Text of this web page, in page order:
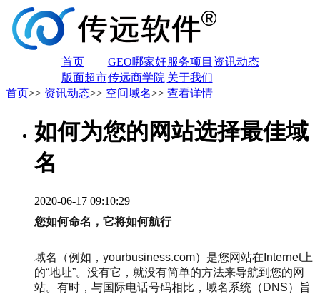
首页 GEO哪家好 服务项目 资讯动态
版面超市传远商学院 关于我们
首页>> 资讯动态>> 空间域名>> 查看详情
如何为您的网站选择最佳域
名
2020-06-17 09:10:29
您如何命名，它将如何航行
域名（例如，yourbusiness.com）是您网站在Internet上
的“地址”。没有它，就没有简单的方法来导航到您的网
站。有时，与国际电话号码相比，域名系统（DNS）旨